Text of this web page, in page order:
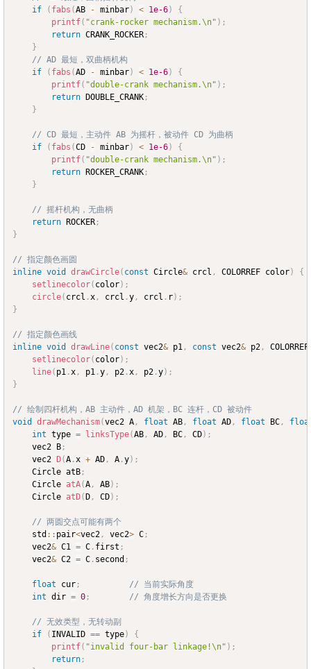
if
( fabs (AB - minbar) < 1e-6)
{
printf( "crank-rocker mechanism.\n" ) ;
return CRANK_ROCKER ;
}
// AD 最短，双曲柄机构
if
( fabs (AD - minbar) < 1e-6)
{
printf( "double-crank mechanism.\n" ) ;
return DOUBLE_CRANK ;
}
// CD 最短，主动件 AB 为摇杆，被动件 CD 为曲柄
if
( fabs (CD - minbar) < 1e-6)
{
printf( "double-crank mechanism.\n" ) ;
return ROCKER_CRANK ;
}
// 摇杆机构，无曲柄
return ROCKER ;
}
// 指定颜色画圆
inline void drawCircle( const Circle& crcl , COLORREF color)
{
setlinecolor( color) ;
circle( crcl .x , crcl .y , crcl . r) ;
}
// 指定颜色画线
inline void drawLine( const vec2& p1 , const vec2& p2 ,
setlinecolor( color) ;
line( p1 .x , p1 .y , p2 .x , p2 .y) ;
}
// 绘制四杆机构，AB 主动件，AD 机架，BC 连杆，CD 被动件
void
drawMechanism(vec2 A , float AB , float AD , float BC ,
int type = linksType(AB , AD , BC , CD) ;
	vec2 B
;
	vec2
D(A .x + AD , A .y) ;
	Circle atB
;
	Circle
atA(A , AB) ;
	Circle
atD( D , CD) ;
// 两圆交点可能有两个
	std
:: pair<vec2 , vec2> C ;
	vec2
& C1 = C . first ;
	vec2
& C2 = C . second ;
float cur ;
// 当前实际角度
int dir = 0 ; // 角度增长方向是否更换
// 无效类型，无转动副
if
( INVALID == type)
{
printf( "invalid four-bar linkage!\n" ) ;
return ;